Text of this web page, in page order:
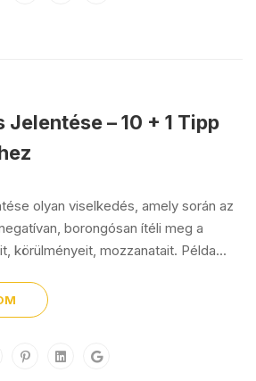
– 10 + 1 Tipp
olyan viselkedés, amely során az
borongósan ítéli meg a
körülményeit, mozzanatait. Példa...